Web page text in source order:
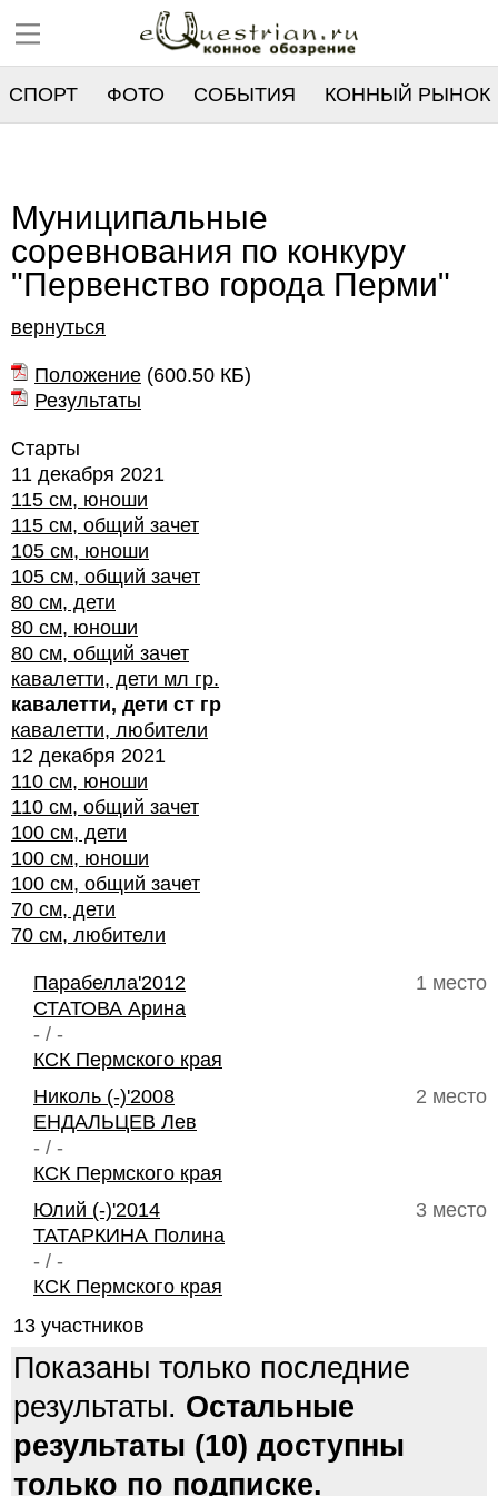
СПОРТ ФОТО СОБЫТИЯ КОННЫЙ РЫНОК
Муниципальные
соревнования по конкуру
"Первенство города Перми"
вернуться
Положение (600.50 КБ)
Результаты
Старты
11 декабря 2021
115 см, юноши
115 см, общий зачет
105 см, юноши
105 см, общий зачет
80 см, дети
80 см, юноши
80 см, общий зачет
кавалетти, дети мл гр.
кавалетти, дети ст гр
кавалетти, любители
12 декабря 2021
110 см, юноши
110 см, общий зачет
100 см, дети
100 см, юноши
100 см, общий зачет
70 см, дети
70 см, любители
1 место
Парабелла'2012
СТАТОВА Арина
- / -
КСК Пермского края
2 место
Николь (-)'2008
ЕНДАЛЬЦЕВ Лев
- / -
КСК Пермского края
3 место
Юлий (-)'2014
ТАТАРКИНА Полина
- / -
КСК Пермского края
13 участников
Показаны только последние
результаты. Остальные
результаты (10) доступны
только по подписке.